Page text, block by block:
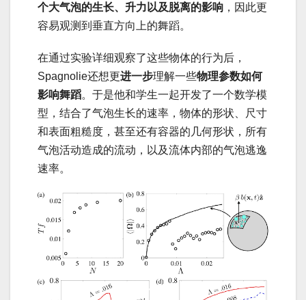
个大气泡的生长、升力以及脱离的影响 ，因此更
容易观测到垂直方向上的舞蹈。
在通过实验详细观察了这些物体的行为后，
Spagnolie还想更进一步理解一些物理参数如何
影响舞蹈。于是他和学生一起开发了一个数学模
型，结合了气泡生长的速率，物体的形状、尺寸
和表面粗糙度，甚至还有容器的几何形状，所有
气泡活动造成的流动，以及流体内部的气泡逃逸
速率。